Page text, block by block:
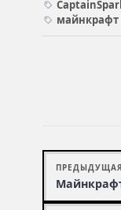
майнкрафт